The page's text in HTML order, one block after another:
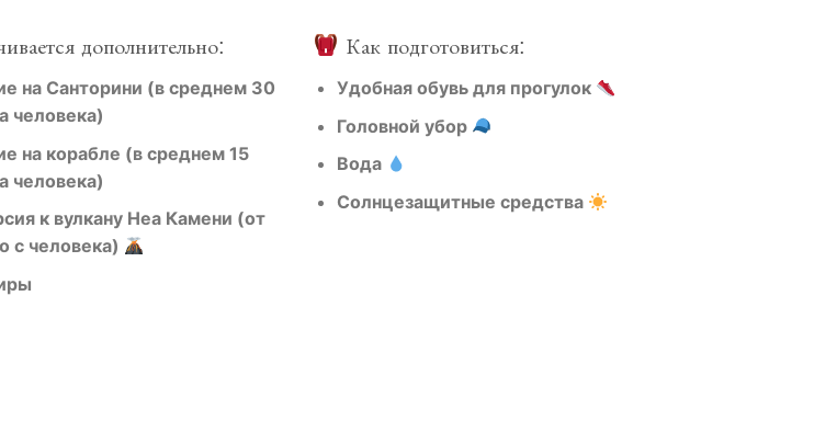
дополнительно:
на Санторини (в среднем 30
человека)
на корабле (в среднем 15
человека)
к вулкану Неа Камени (от
с человека)
Как подготовиться:
Удобная обувь для прогулок
Головной убор
Вода
Солнцезащитные средства